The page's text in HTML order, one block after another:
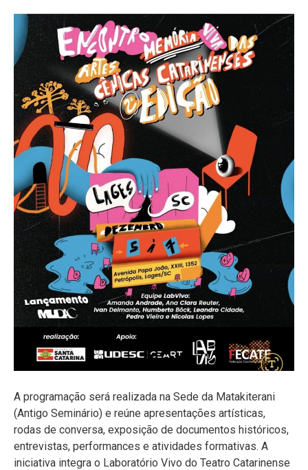
A programação será realizada na Sede da Matakiterani
(Antigo Seminário) e reúne apresentações artísticas,
rodas de conversa, exposição de documentos históricos,
entrevistas, performances e atividades formativas. A
iniciativa integra o Laboratório Vivo do Teatro Catarinense